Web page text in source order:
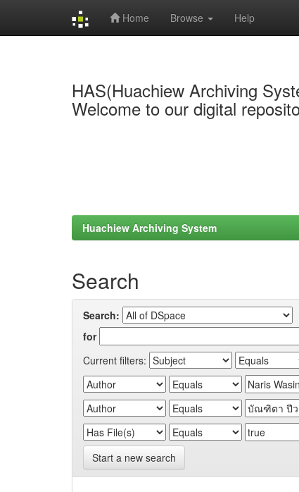
Home Browse Help
HAS(Huachiew Archiving
Welcome to our digital
Huachiew Archiving System
Search
Search:
for
Current filters:
Start a new search